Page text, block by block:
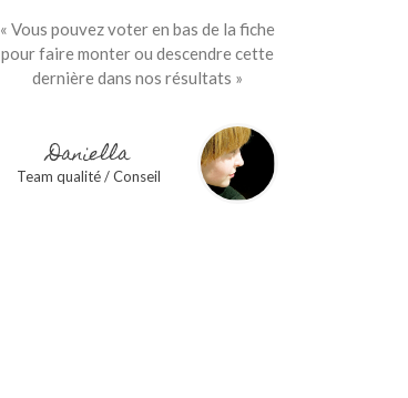
« Vous pouvez voter en bas de la fiche
pour faire monter ou descendre cette
dernière dans nos résultats »
Daniella
Team qualité / Conseil